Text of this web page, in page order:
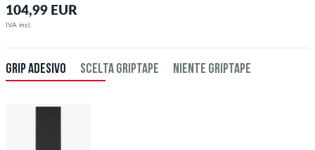
104,99 EUR
IVA incl.
GRIP ADESIVO SCELTA GRIPTAPE NIENTE GRIPTAPE